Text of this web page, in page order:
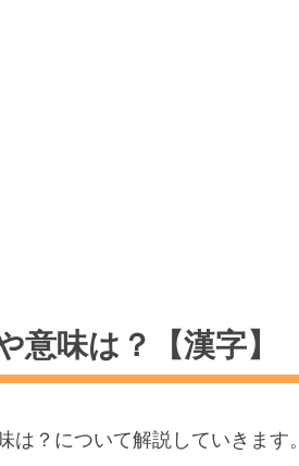
意味は？【漢字】
？について解説していきます。